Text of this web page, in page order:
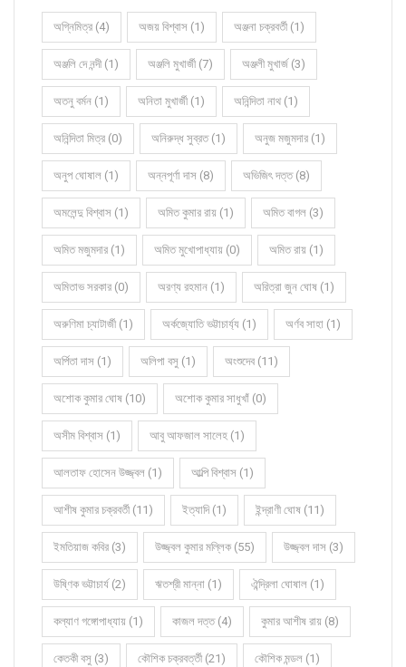
অগ্নিমিত্র (4) অজয় বিশ্বাস (1) অঞ্জনা চক্রবর্তী (1)
অঞ্জলি দে নন্দী (1) অঞ্জলি মুখার্জী (7) অঞ্জলী মুখার্জ (3)
অতনু বর্মন (1) অনিতা মুখার্জী (1) অনিন্দিতা নাথ (1)
অনিন্দিতা মিত্র (0) অনিরুদ্ধ সুব্রত (1) অনুজ মজুমদার (1)
অনুপ ঘোষাল (1) অন্নপূর্ণা দাস (8) অভিজিৎ দত্ত (8)
অমলেন্দু বিশ্বাস (1) অমিত কুমার রায় (1) অমিত বাগল (3)
অমিত মজুমদার (1) অমিত মুখোপাধ্যায় (0) অমিত রায় (1)
অমিতাভ সরকার (0) অরণ্য রহমান (1) অরিত্রা জুন ঘোষ (1)
অরুণিমা চ্যাটার্জী (1) অর্কজ্যোতি ভট্টাচার্য্য (1) অর্ণব সাহা (1)
অর্পিতা দাস (1) অলিপা বসু (1) অংশুদেব (11)
অশোক কুমার ঘোষ (10) অশোক কুমার সাধুখাঁ (0)
অসীম বিশ্বাস (1) আবু আফজাল সালেহ (1)
আলতাফ হোসেন উজ্জ্বল (1) আল্পি বিশ্বাস (1)
আশীষ কুমার চক্রবর্তী (11) ইত্যাদি (1) ইন্দ্রাণী ঘোষ (11)
ইমতিয়াজ কবির (3) উজ্জ্বল কুমার মল্লিক (55) উজ্জ্বল দাস (3)
উষ্ণিক ভট্টাচার্য (2) ঋতশ্রী মান্না (1) ঐন্দ্রিলা ঘোষাল (1)
কল্যাণ গঙ্গোপাধ্যায় (1) কাজল দত্ত (4) কুমার আশীষ রায় (8)
কেতকী বসু (3) কৌশিক চক্রবর্ত্তী (21) কৌশিক মন্ডল (1)